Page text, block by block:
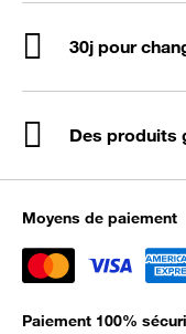
30j pour
Des produits
Moyens de paiement
Paiement 100%